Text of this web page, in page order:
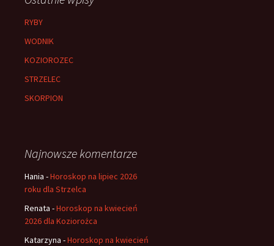
RYBY
WODNIK
KOZIOROZEC
STRZELEC
SKORPION
Najnowsze komentarze
Hania -Horoskop na lipiec 2026
roku dla Strzelca
Renata -Horoskop na kwiecień
2026 dla Koziorożca
Katarzyna -Horoskop na kwiecień